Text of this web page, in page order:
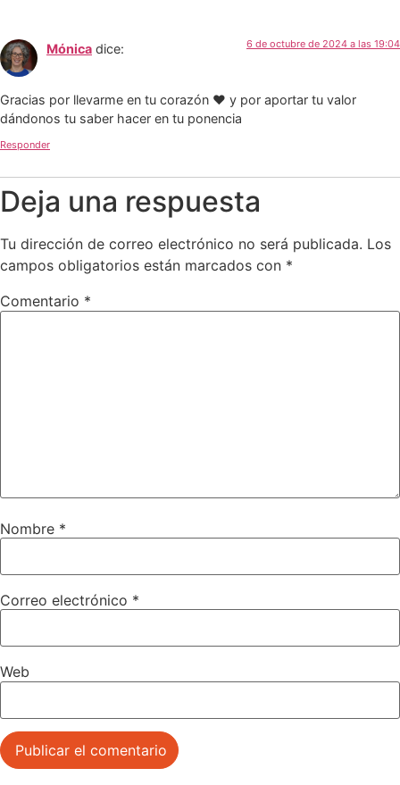
Mónica dice: 6 de octubre de 2024 a las 19:04
Gracias por llevarme en tu corazón ❤️ y por aportar tu valor
dándonos tu saber hacer en tu ponencia
Responder
Deja una respuesta
Tu dirección de correo electrónico no será publicada. Los
campos obligatorios están marcados con *
Comentario *
Nombre *
Correo electrónico *
Web